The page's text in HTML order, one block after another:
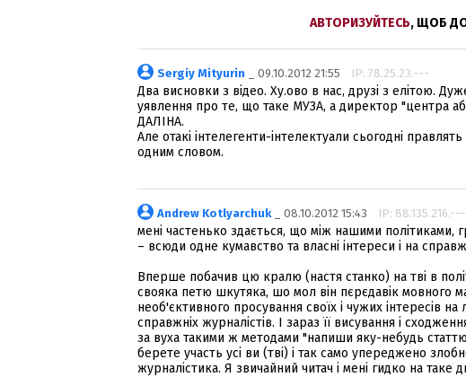
АВТОРИЗУЙТЕСЬ, ЩОБ
Sergiy Mityurin _ 09.10.2012 21:55 IP: 78.25.23.---
Два висновки з відео. Ху.ово в нас, друзі з елітою.
уявлення про те, що таке МУЗА, а директор "центра
ДАЛІНА.
Але отакі інтелегенти-інтелектуали сьогодні
одним словом.
Andrew Kotlyarchuk_ 08.10.2012 15:43 IP: 88.135.216.---
мені частенько здається, що між нашими політиками,
– всюди одне кумавство та власні інтереси і на
Вперше побачив цю кралю (настя станко) на тві в
свояка петю шкутяка, шо мол він пєрєдавік мовного
необ'єктивного просування своїх і чужих інтересів на
справжніх журналістів. І зараз її висування і
за вуха такими ж методами "напиши яку-небудь
берете участь усі ви (тві) і так само упереджено
журналістика. Я звичайний читач і мені гидко на таке